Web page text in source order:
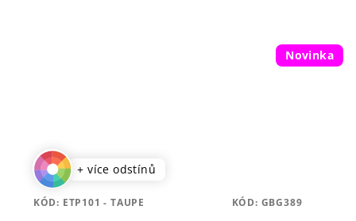
+ více odstínů
KÓD: ETP101 - TAUPE
Novinka
KÓD: GBG389